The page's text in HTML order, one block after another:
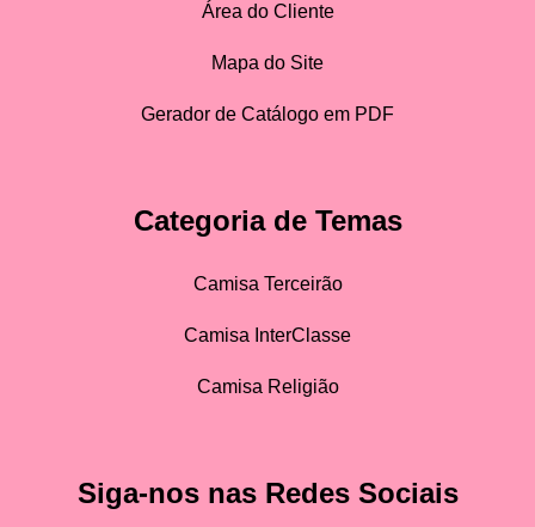
Área do Cliente
Mapa do Site
Gerador de Catálogo em PDF
Categoria de Temas
Camisa Terceirão
Camisa InterClasse
Camisa Religião
Siga-nos nas Redes Sociais